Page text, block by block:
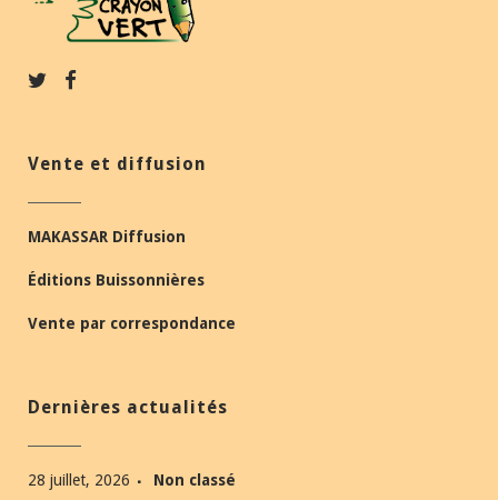
Vente et diffusion
MAKASSAR Diffusion
Éditions Buissonnières
Vente par correspondance
Dernières actualités
28 juillet, 2026 Non classé